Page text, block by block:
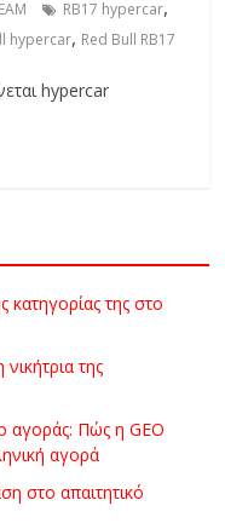
RB17 hypercar,
hypercar, Red Bull RB17
hypercar
της στο
της
αγοράς: Πώς η GEO
αγορά
στο απαιτητικό